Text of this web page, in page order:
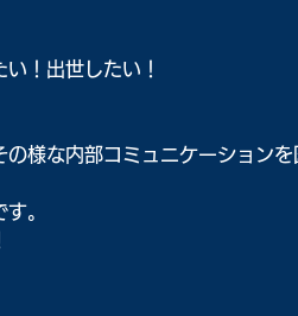
！出世したい！
様な内部コミュニケーションを
。